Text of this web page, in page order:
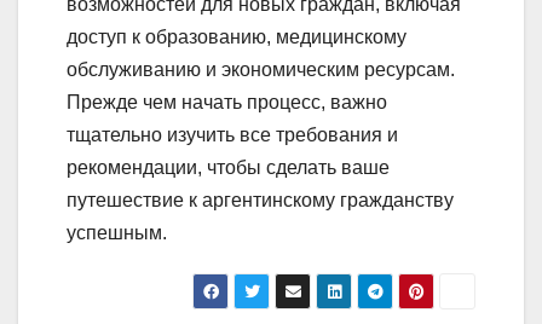
доступ к образованию, медицинскому
обслуживанию и экономическим ресурсам.
Прежде чем начать процесс, важно
тщательно изучить все требования и
рекомендации, чтобы сделать ваше
путешествие к аргентинскому гражданству
успешным.